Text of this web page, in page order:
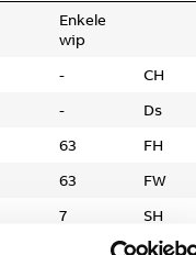
Enkele
wip
-
CH
-
Ds
63
FH
63
FW
7 SH